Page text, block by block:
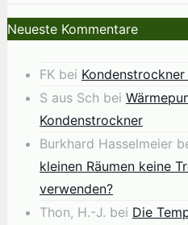
Neueste Kommentare
FK bei
S aus Sch bei
Kondenstrockner
Burkhard Hasselmeier
kleinen Räumen keine
verwenden?
Thon, H.-J. bei Die